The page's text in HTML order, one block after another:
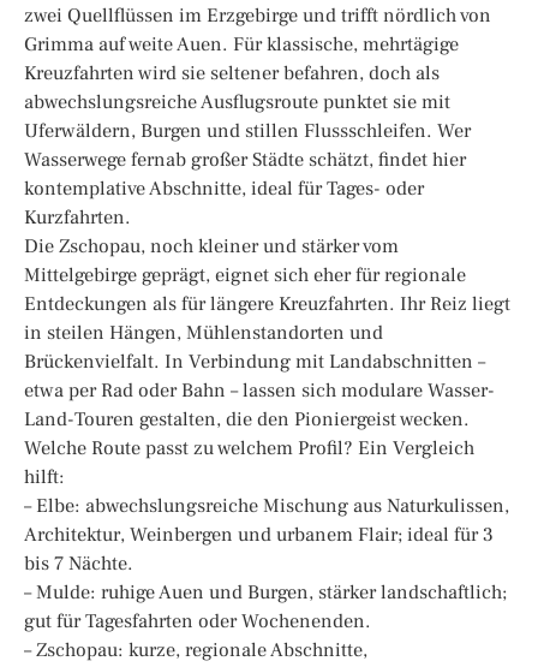
zwei Quellflüssen im Erzgebirge und trifft nördlich von
Grimma auf weite Auen. Für klassische, mehrtägige
Kreuzfahrten wird sie seltener befahren, doch als
abwechslungsreiche Ausflugsroute punktet sie mit
Uferwäldern, Burgen und stillen Flussschleifen. Wer
Wasserwege fernab großer Städte schätzt, findet hier
kontemplative Abschnitte, ideal für Tages- oder
Kurzfahrten.
Die Zschopau, noch kleiner und stärker vom
Mittelgebirge geprägt, eignet sich eher für regionale
Entdeckungen als für längere Kreuzfahrten. Ihr Reiz liegt
in steilen Hängen, Mühlenstandorten und
Brückenvielfalt. In Verbindung mit Landabschnitten –
etwa per Rad oder Bahn – lassen sich modulare Wasser-
Land-Touren gestalten, die den Pioniergeist wecken.
Welche Route passt zu welchem Profil? Ein Vergleich
hilft:
– Elbe: abwechslungsreiche Mischung aus Naturkulissen,
Architektur, Weinbergen und urbanem Flair; ideal für 3
bis 7 Nächte.
– Mulde: ruhige Auen und Burgen, stärker landschaftlich;
gut für Tagesfahrten oder Wochenenden.
– Zschopau: kurze, regionale Abschnitte,